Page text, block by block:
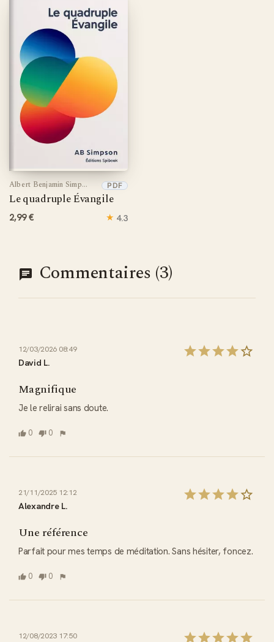
tablette ou liseuse électronique. Enrichissez votre vie
spirituelle avec cette ressource théologique incontournable
qui continue d'inspirer les chrétiens évangéliques du monde
entier.
Albert Benjamin Simpson
Le quadruple Évangile
PDF
2,99 € ★ 4.3
Commentaires (3)
12/03/2026 08:49
David L.
Magnifique
Je le relirai sans doute.
0 0
21/11/2025 12:12
Alexandre L.
Une référence
Parfait pour mes temps de méditation. Sans hésiter, foncez.
0 0
12/08/2023 17:50